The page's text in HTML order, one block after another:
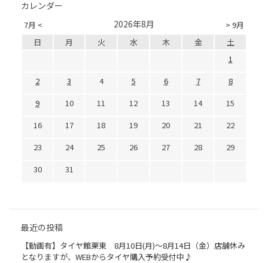
カレンダー
7月 < > 9月
2026年8月
日 月 火 水 木 金
土
1
2
3 4 5 6 7
8
9
10 11 12 13 14
15
16
17 18 19 20 21
22
23
24 25 26 27 28
29
30
31
最近の投稿
【動画有】タイヤ館栗東 8月10日(月)～8月14日（金）店舗休み
となりますが、WEBからタイヤ購入予約受付中♪